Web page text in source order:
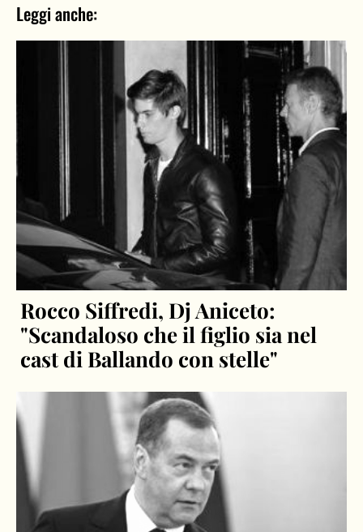
Leggi anche:
Rocco Siffredi, Dj Aniceto:
"Scandaloso che il figlio sia nel
cast di Ballando con stelle"